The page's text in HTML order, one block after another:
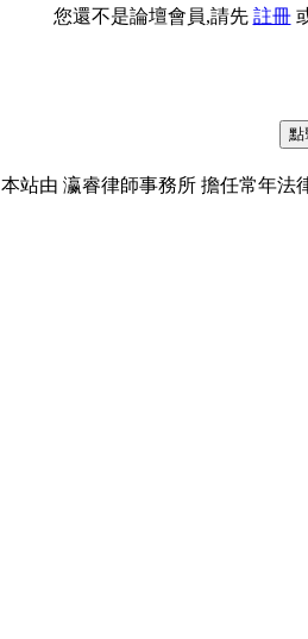
您還不是論壇會員,請先 註冊
本站由 瀛睿律師事務所 擔任常年法